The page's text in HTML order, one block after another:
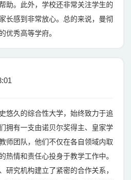
助。此外，学校还非常关注学生的
长感到非常放心。总的来说，曼彻
优秀高等学府。
悠久的综合性大学，始终致力于追
拥有一支由诺贝尔奖得主、皇家学
师团队，他们不仅在各自领域内取
热情和责任心投身于教学工作中。
研究机构建立了紧密的合作关系，